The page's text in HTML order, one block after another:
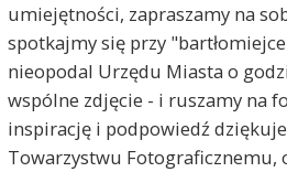
umiejętności, zapraszamy na
spotkajmy się przy
nieopodal Urzędu Miasta o
wspólne zdjęcie - i ruszamy na
inspirację i podpowiedź
Towarzystwu Fotograficznemu,